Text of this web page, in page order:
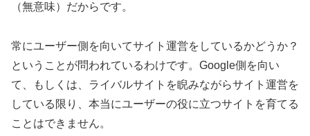
（無意味）だからです。
常にユーザー側を向いてサイト運営をしているかどうか？
ということが問われているわけです。Google側を向い
て、もしくは、ライバルサイトを睨みながらサイト運営を
している限り、本当にユーザーの役に立つサイトを育てる
ことはできません。